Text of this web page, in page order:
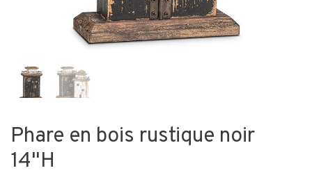
Phare en bois rustique noir
14"H